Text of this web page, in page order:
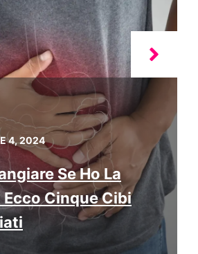
4, 2024
Se Ho La
Ecco Cinque Cibi